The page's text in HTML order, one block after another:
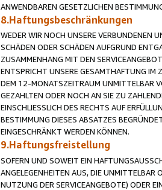
ANWENDBAREN GESETZLICHEN
8.Haftungsbeschränkungen
WEDER WIR NOCH UNSERE VERBUNDENEN
SCHÄDEN ODER SCHÄDEN AUFGRUND
ZUSAMMENHANG MIT DEN
ENTSPRICHT UNSERE GESAMTHAFTUNG IM
DEM 12-MONATSZEITRAUM UNMITTELBAR
GEZAHLTEN ODER NOCH AN SIE ZU
EINSCHLIESSLICH DES RECHTS AUF
BESTIMMUNG DIESES ABSATZES
EINGESCHRÄNKT WERDEN KÖNNEN.
9.Haftungsfreistellung
SOFERN UND SOWEIT EIN
ANGELEGENHEITEN AUS, DIE UNMITTELBAR
NUTZUNG DER SERVICEANGEBOTE) ODER